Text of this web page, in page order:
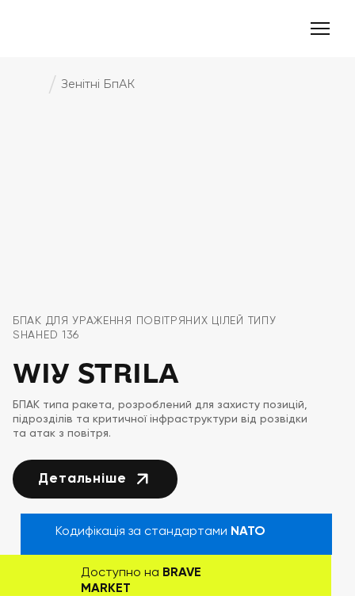
Детальніше
БПАК типа ракета, розроблений для захисту позицій,
підрозділів та критичної інфраструктури від розвідки
та атак з повітря.
БПАК ДЛЯ УРАЖЕННЯ ПОВІТРЯНИХ ЦІЛЕЙ ТИПУ
SHAHED 136
WIY STRILA
/ Зенітні БпАК
Кодифікація за стандартами NATO
Доступно на BRAVE
MARKET